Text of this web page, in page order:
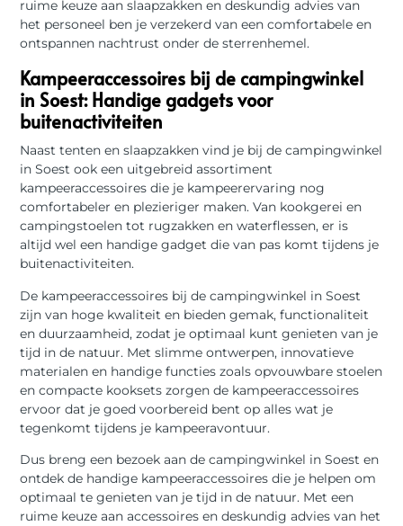
ruime keuze aan slaapzakken en deskundig advies van
het personeel ben je verzekerd van een comfortabele en
ontspannen nachtrust onder de sterrenhemel.
Kampeeraccessoires bij de campingwinkel
in Soest: Handige gadgets voor
buitenactiviteiten
Naast tenten en slaapzakken vind je bij de campingwinkel
in Soest ook een uitgebreid assortiment
kampeeraccessoires die je kampeerervaring nog
comfortabeler en plezieriger maken. Van kookgerei en
campingstoelen tot rugzakken en waterflessen, er is
altijd wel een handige gadget die van pas komt tijdens je
buitenactiviteiten.
De kampeeraccessoires bij de campingwinkel in Soest
zijn van hoge kwaliteit en bieden gemak, functionaliteit
en duurzaamheid, zodat je optimaal kunt genieten van je
tijd in de natuur. Met slimme ontwerpen, innovatieve
materialen en handige functies zoals opvouwbare stoelen
en compacte kooksets zorgen de kampeeraccessoires
ervoor dat je goed voorbereid bent op alles wat je
tegenkomt tijdens je kampeeravontuur.
Dus breng een bezoek aan de campingwinkel in Soest en
ontdek de handige kampeeraccessoires die je helpen om
optimaal te genieten van je tijd in de natuur. Met een
ruime keuze aan accessoires en deskundig advies van het